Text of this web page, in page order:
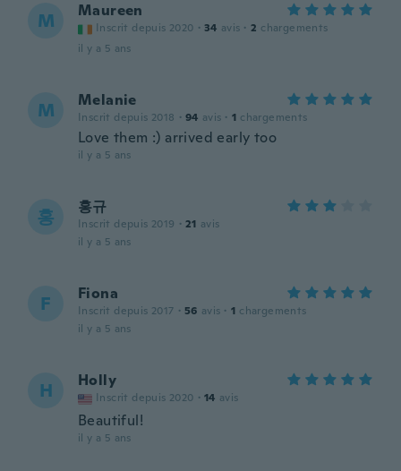
M Maureen
Inscrit depuis 2020 · 34 avis · 2 chargements
il y a 5 ans
M Melanie
Inscrit depuis 2018 · 94 avis · 1 chargements
Love them :) arrived early too
il y a 5 ans
홍 홍규
Inscrit depuis 2019 · 21 avis
il y a 5 ans
F Fiona
Inscrit depuis 2017 · 56 avis · 1 chargements
il y a 5 ans
H Holly
Inscrit depuis 2020 · 14 avis
Beautiful!
il y a 5 ans